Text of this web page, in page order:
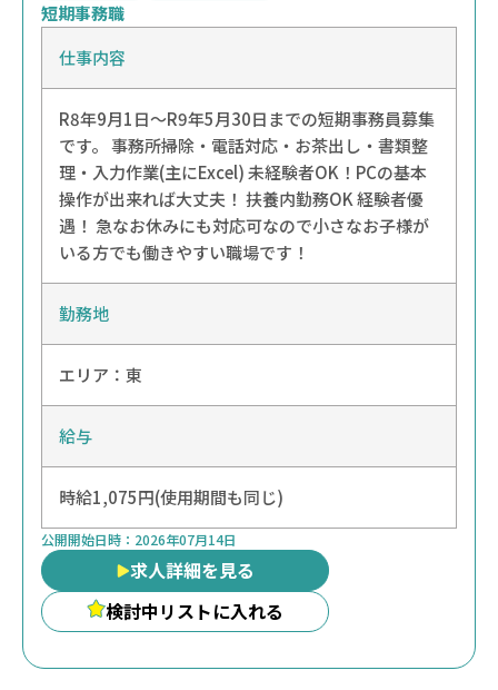
短期事務職
仕事内容
R8年9月1日～R9年5月30日までの短期事務員募集
です。 事務所掃除・電話対応・お茶出し・書類整
理・入力作業(主にExcel) 未経験者OK！PCの基本
操作が出来れば大丈夫！ 扶養内勤務OK 経験者優
遇！ 急なお休みにも対応可なので小さなお子様が
いる方でも働きやすい職場です！
勤務地
エリア： 東
給与
時給1,075円(使用期間も同じ)
検討中リストに入れる
求人詳細を見る
公開開始日時： 2026年07月14日